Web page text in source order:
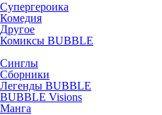
Супергероика
Комедия
Другое
Комиксы BUBBLE
Синглы
Сборники
Легенды BUBBLE
BUBBLE Visions
Манга